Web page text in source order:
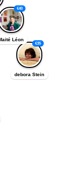
€35
debora Stein
€40
Léon